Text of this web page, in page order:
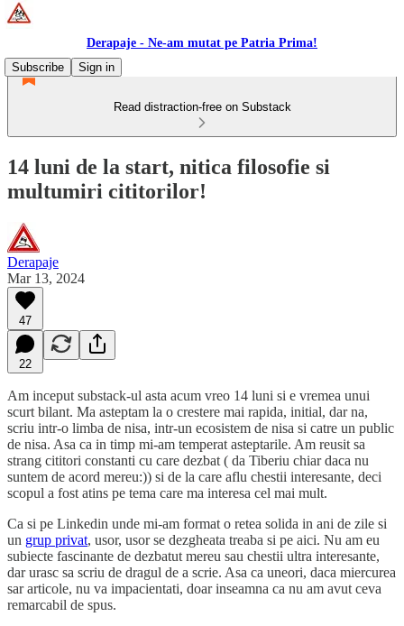
Derapaje - Ne-am mutat pe Patria Prima!
Subscribe
Sign in
Read distraction-free on Substack
14 luni de la start, nitica filosofie si
multumiri cititorilor!
Derapaje
Mar 13, 2024
47
22
Am inceput substack-ul asta acum vreo 14 luni si e vremea unui
scurt bilant. Ma asteptam la o crestere mai rapida, initial, dar na,
scriu intr-o limba de nisa, intr-un ecosistem de nisa si catre un public
de nisa. Asa ca in timp mi-am temperat asteptarile. Am reusit sa
strang cititori constanti cu care dezbat ( da Tiberiu chiar daca nu
suntem de acord mereu:)) si de la care aflu chestii interesante, deci
scopul a fost atins pe tema care ma interesa cel mai mult.
Ca si pe Linkedin unde mi-am format o retea solida in ani de zile si
un grup privat, usor, usor se dezgheata treaba si pe aici. Nu am eu
subiecte fascinante de dezbatut mereu sau chestii ultra interesante,
dar urasc sa scriu de dragul de a scrie. Asa ca uneori, daca miercurea
sar articole, nu va impacientati, doar inseamna ca nu am avut ceva
remarcabil de spus.